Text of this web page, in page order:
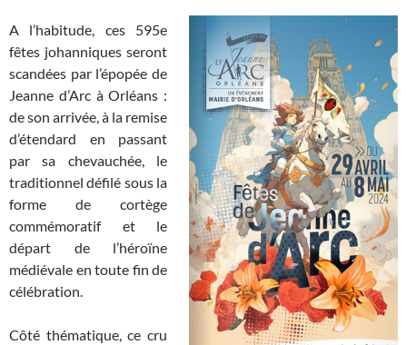
A l’habitude, ces 595e
fêtes johanniques seront
scandées par l’épopée de
Jeanne d’Arc à Orléans :
de son arrivée, à la remise
d’étendard en passant
par sa chevauchée, le
traditionnel défilé sous la
forme de cortège
commémoratif et le
départ de l’héroïne
médiévale en toute fin de
célébration.
Côté thématique, ce cru